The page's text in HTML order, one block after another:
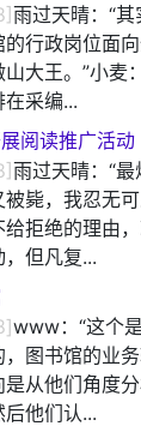
雨过天晴：“
的行政岗位面
大王。”小麦
采编...
阅读推广活动
雨过天晴：“
毙，我忍无
拒绝的理由，
但凡复...
www：“这个
，图书馆的业
从他们角度
他们认...